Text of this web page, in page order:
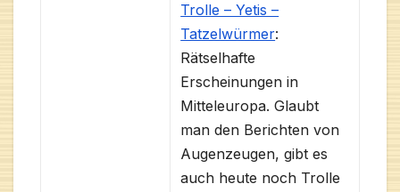
Trolle – Yetis –
Tatzelwürmer:
Rätselhafte
Erscheinungen in
Mitteleuropa. Glaubt
man den Berichten von
Augenzeugen, gibt es
auch heute noch Trolle